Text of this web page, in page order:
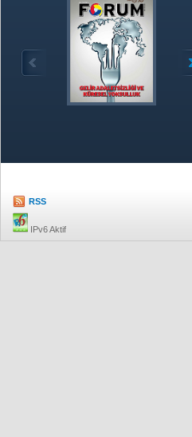
RSS
IPv6 Aktif